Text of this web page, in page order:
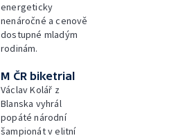
energeticky
nenáročné a cenově
dostupné mladým
rodinám.
M ČR biketrial
Václav Kolář z
Blanska vyhrál
popáté národní
šampionát v elitní